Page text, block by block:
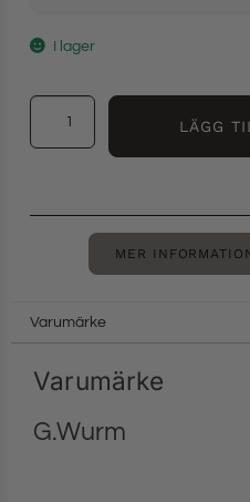
I lager
LÄGG
MER
Varumärke
Varumärke
G.Wurm